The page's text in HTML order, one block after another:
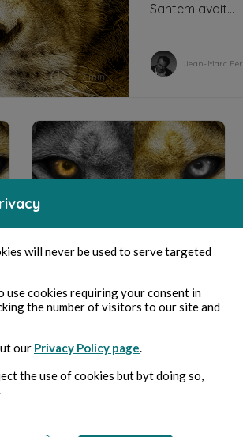
17 min
Santem avait...
Jean-Marc
CULTURE 24 min
53. La Légende de Nil.
Jean-Marc Ferry. ...
will never be used to serve targeted
use cookies requiring your consent in
the number of visitors to our site and
our Privacy Policy page.
the use of cookies but byt doing so,